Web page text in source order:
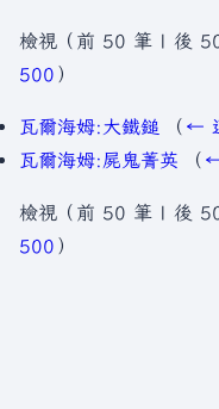
檢視（ 前 50 筆 | 後
500 ）
瓦爾海姆:大鐵鎚 （ ←
瓦爾海姆:屍鬼菁英
（
檢視（ 前 50 筆 | 後
500 ）